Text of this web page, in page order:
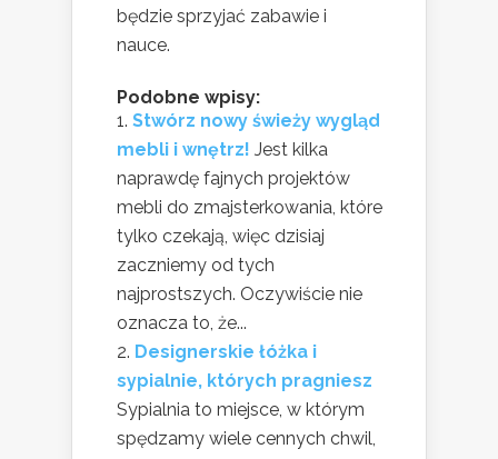
będzie sprzyjać zabawie i
nauce.
Podobne wpisy:
Stwórz nowy świeży wygląd
mebli i wnętrz! Jest kilka
naprawdę fajnych projektów
mebli do zmajsterkowania, które
tylko czekają, więc dzisiaj
zaczniemy od tych
najprostszych. Oczywiście nie
oznacza to, że...
Designerskie łóżka i
sypialnie, których pragniesz
Sypialnia to miejsce, w którym
spędzamy wiele cennych chwil,